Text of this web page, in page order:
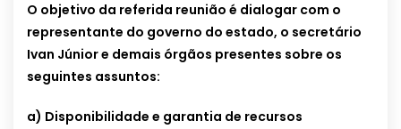
O objetivo da referida reunião é dialogar com o
representante do governo do estado, o secretário
Ivan Júnior e demais órgãos presentes sobre os
seguintes assuntos:
a) Disponibilidade e garantia de recursos